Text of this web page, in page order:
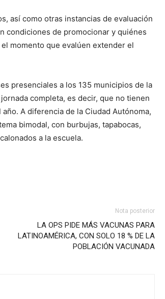
así como otras instancias de evaluación
condiciones de promocionar y quiénes
momento que evalúen extender el
presenciales a los 135 municipios de la
completa, es decir, que no tienen
A diferencia de la Ciudad Autónoma,
bimodal, con burbujas, tapabocas,
a la escuela.
Nota posterior
LA OPS PIDE MÁS VACUNAS PARA
LATINOAMÉRICA, CON SOLO 18 % DE LA
POBLACIÓN VACUNADA